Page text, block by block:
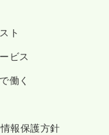
ト
ビス
働く
報保護方針